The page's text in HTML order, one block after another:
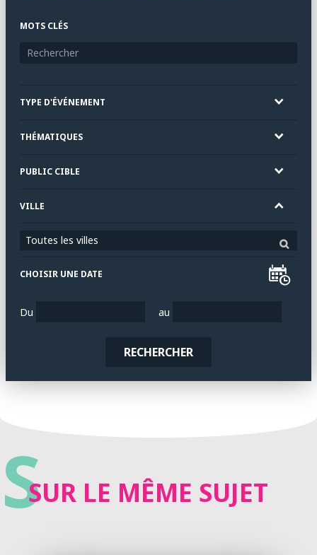
MOTS CLÉS
TYPE D'ÉVÉNEMENT
THÉMATIQUES
PUBLIC CIBLE
VILLE
Toutes les villes
CHOISIR UNE DATE
Du au
RECHERCHER
SSUR LE MÊME SUJET